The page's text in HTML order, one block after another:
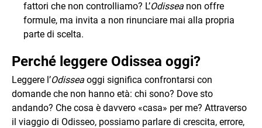
fattori che non controlliamo? L’Odissea non offre
formule, ma invita a non rinunciare mai alla propria
parte di scelta.
Perché leggere Odissea oggi?
Leggere l’Odissea oggi significa confrontarsi con
domande che non hanno età: chi sono? Dove sto
andando? Che cosa è davvero «casa» per me? Attraverso
il viaggio di Odisseo, possiamo parlare di crescita, errore,